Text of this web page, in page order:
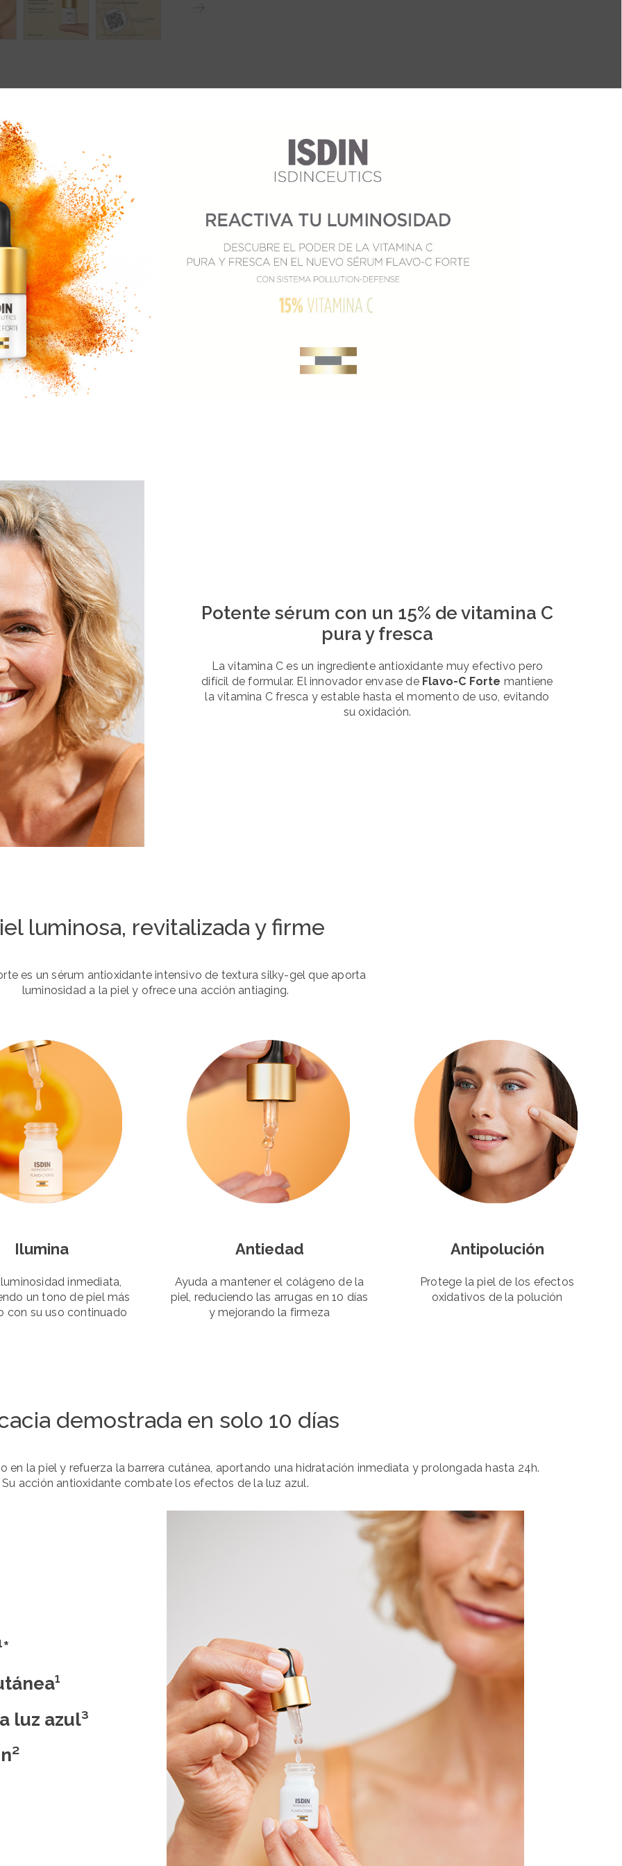
Potente sérum con un 15% de vitamina C
pura y fresca
La vitamina C es un ingrediente antioxidante muy efectivo pero
difícil de formular. El innovador envase de Flavo-C Forte mantiene
la vitamina C fresca y estable hasta el momento de uso, evitando
su oxidación.
luminosa, revitalizada y firme
es un sérum antioxidante intensivo de textura silky-gel que aporta
luminosidad a la piel y ofrece una acción antiaging.
Ilumina
inmediata,
un tono de piel más
con su uso continuado
Antiedad
Ayuda a mantener el colágeno de la
piel, reduciendo las arrugas en 10 días
y mejorando la firmeza
Antipolución
Protege la piel de los efectos
oxidativos de la polución
demostrada en solo 10 días
en la piel y refuerza la barrera cutánea, aportando una hidratación inmediata y prolongada hasta 24h.
Su acción antioxidante combate los efectos de la luz azul.
luz azul³